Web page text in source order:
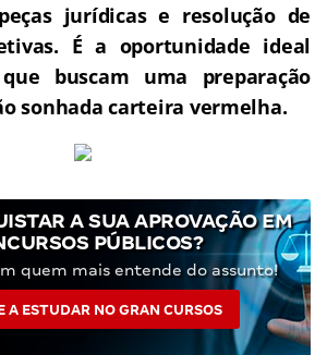
jurídicas e resolução de
É a oportunidade ideal
buscam uma preparação
sonhada carteira vermelha.
A SUA APROVAÇÃO EM
PÚBLICOS?
quem mais entende do assunto!
A ESTUDAR NO GRAN CURSOS